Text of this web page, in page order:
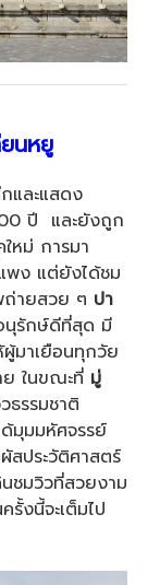
นหยู
และแสดง
ปี และยังถูก
หม่ การมา
พง แต่ยังได้ชม
ถ่ายสวย ๆ ปา
นุรักษ์ดีที่สุด มี
มาเยือนทุกวัย
ย ในขณะที่ มู่
ธรรมชาติ
มุมมหัศจรรย์
สประวัติศาสตร์
ชมวิวที่สวยงาม
รั้งนี้จะเต็มไป